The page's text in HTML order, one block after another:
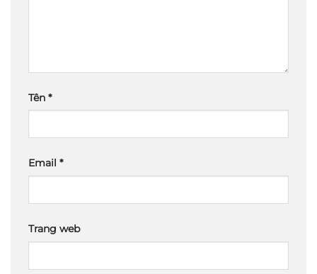
Tên *
Email *
Trang web